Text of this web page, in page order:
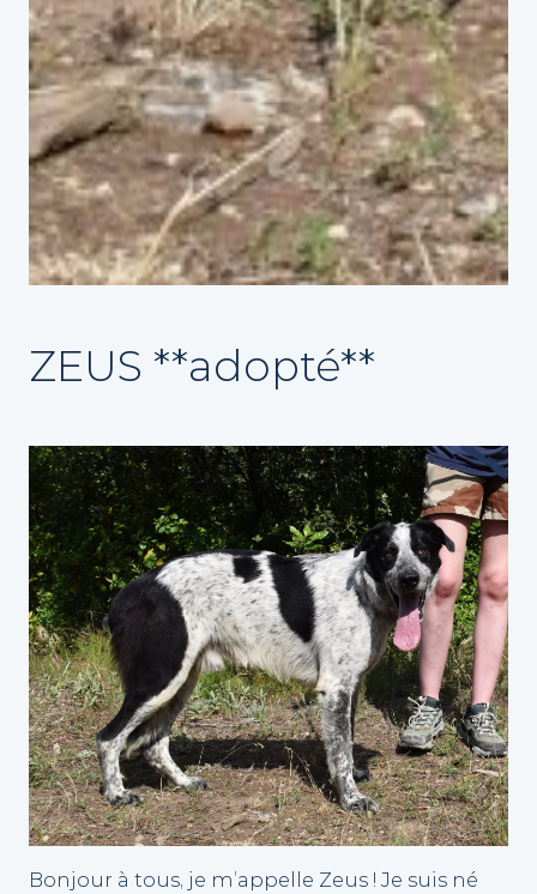
ZEUS **adopté**
Bonjour à tous, je m’appelle Zeus ! Je suis né